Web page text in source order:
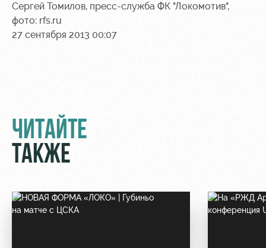
для
МГН
Сергей Томилов, пресс-служба ФК "Локомотив",
фото: rfs.ru
27 сентября 2013 00:07
ЧИТАЙТЕ
ТАКЖЕ